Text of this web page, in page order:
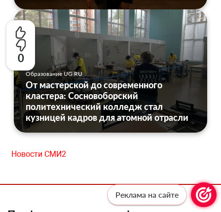
0
Образование UG.RU
От мастерской до современного
кластера: Сосновоборский
политехнический колледж стал
кузницей кадров для атомной отрасли
Новости СМИ2
Реклама на сайте